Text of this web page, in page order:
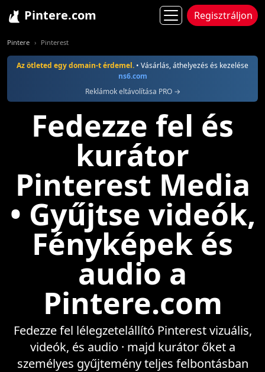
Pintere.com Regisztráljon
Pintere Pinterest
Az ötleted egy domain-t érdemel. • Vásárlás, áthelyezés és kezelése
ns6.com
Reklámok eltávolítása PRO →
Fedezze fel és
kurátor
Pinterest Media
• Gyűjtse videók,
Fényképek és
audio a
Pintere.com
Fedezze fel lélegzetelállító Pinterest vizuális,
videók, és audio · majd kurátor őket a
személyes gyűjtemény teljes felbontásban